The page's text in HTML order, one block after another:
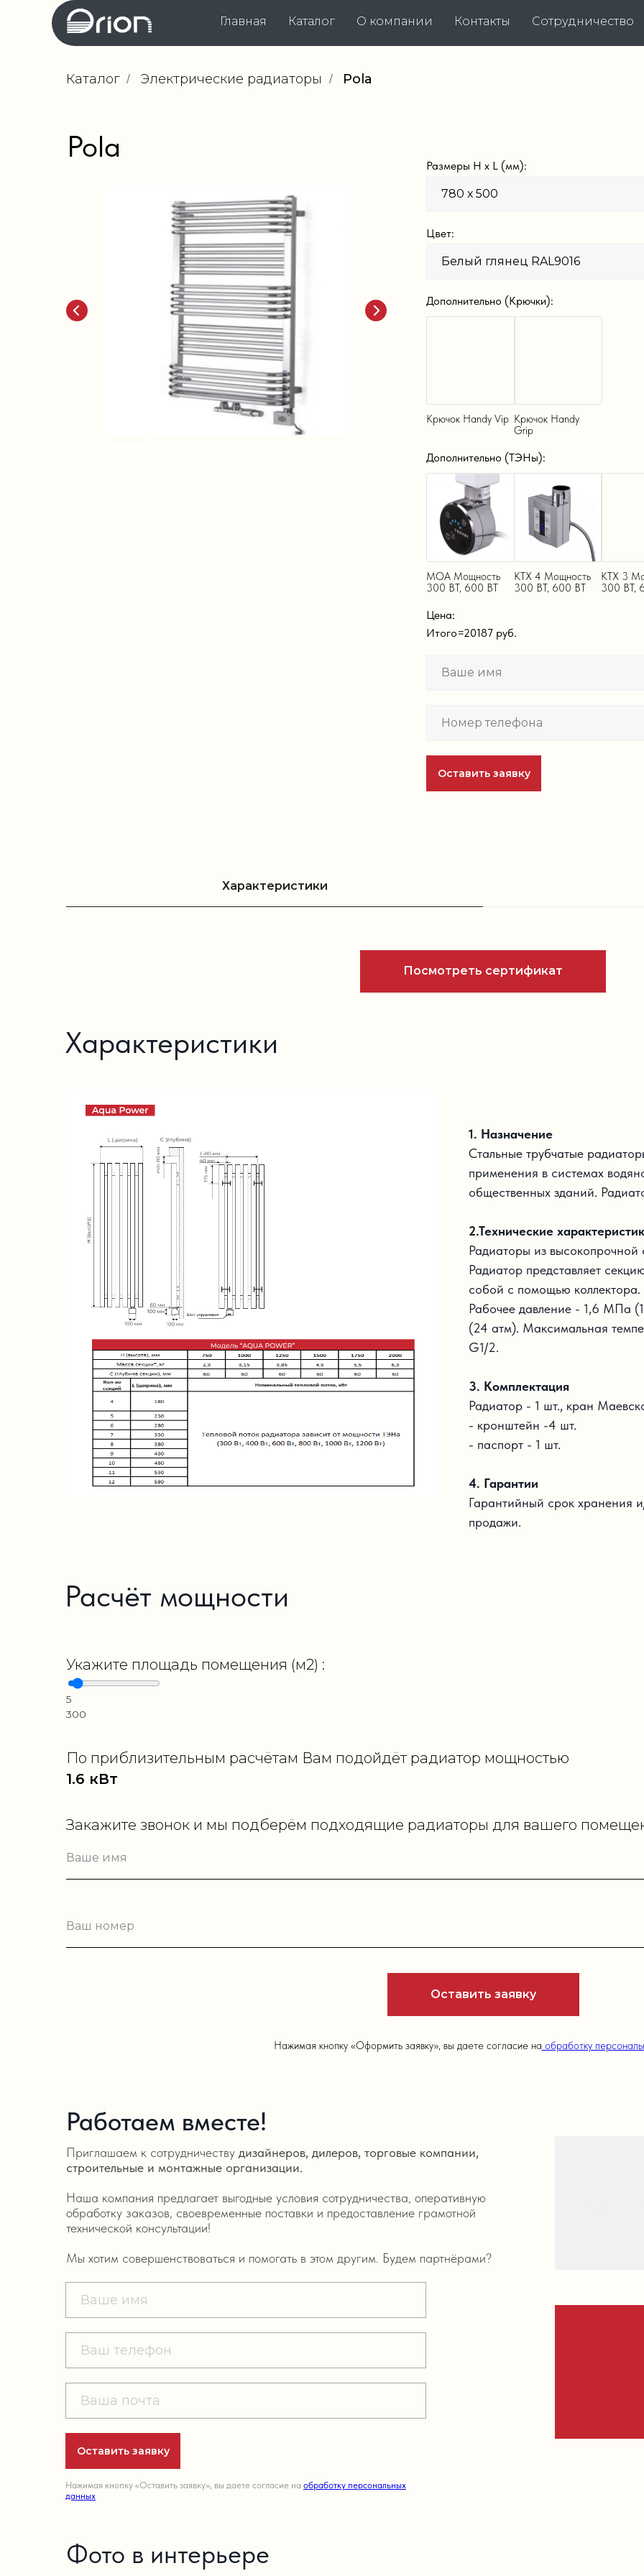
Главная Каталог О компании Контакты Сотрудничество
Каталог / Электрические радиаторы / Pola
Размеры H х L (мм):
Цвет:
Дополнительно (Крючки):
Крючок Handy Vip Крючок Handy
Grip
Дополнительно (ТЭНы):
MOA Мощность
300 ВТ, 600 ВТ
KTX 4 Мощность
300 ВТ, 600 ВТ
KTX 3
300 ВТ,
Цена:
Итого=20187 руб.
Оставить заявку
Pola
Характеристики
Посмотреть сертификат
Характеристики
1. Назначение
Стальные трубчатые
применения в системах
общественных зданий.
2.Технические
Радиаторы из
Радиатор представляет
собой с помощью коллектора.
Рабочее давление - 1,6 МПа
(24 атм). Максимальная
G1/2.
3. Комплектация
Радиатор - 1 шт., кран
- кронштейн -4 шт.
- паспорт - 1 шт.
4. Гарантии
Гарантийный срок хранения
продажи.
Расчёт мощности
Укажите площадь помещения (м2) :
5
300
По приблизительным расчётам Вам подойдёт радиатор мощностью
1.6 кВт
Закажите звонок и мы подберём подходящие радиаторы для вашего
Оставить заявку
Нажимая кнопку «Оформить заявку», вы даете согласие на обработку
Работаем вместе!
Приглашаем к сотрудничеству дизайнеров, дилеров, торговые компании,
строительные и монтажные организации.
Наша компания предлагает выгодные условия сотрудничества, оперативную
обработку заказов, своевременные поставки и предоставление грамотной
технической консультации!
Мы хотим совершенствоваться и помогать в этом другим. Будем партнёрами?
Оставить заявку
Нажимая кнопку «Оставить заявку», вы даете согласие на обработку персональных
данных
Фото в интерьере